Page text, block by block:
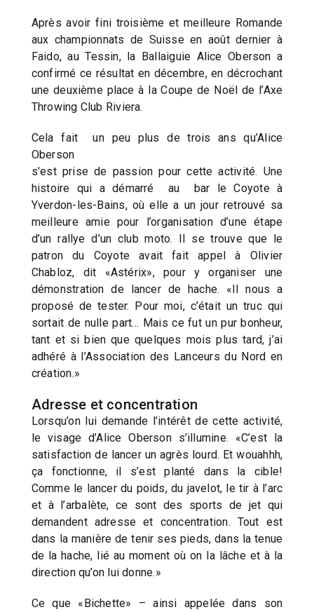
Après avoir fini troisième et meilleure Romande
aux championnats de Suisse en août dernier à
Faido, au Tessin, la Ballaiguie Alice Oberson a
confirmé ce résultat en décembre, en décrochant
une deuxième place à la Coupe de Noël de l’Axe
Throwing Club Riviera.
Cela fait un peu plus de trois ans qu’Alice
Oberson
s’est prise de passion pour cette activité. Une
histoire qui a démarré au bar le Coyote à
Yverdon-les-Bains, où elle a un jour retrouvé sa
meilleure amie pour l’organisation d’une étape
d’un rallye d’un club moto. Il se trouve que le
patron du Coyote avait fait appel à Olivier
Chabloz, dit «Astérix», pour y organiser une
démonstration de lancer de hache. «Il nous a
proposé de tester. Pour moi, c’était un truc qui
sortait de nulle part… Mais ce fut un pur bonheur,
tant et si bien que quelques mois plus tard, j’ai
adhéré à l’Association des Lanceurs du Nord en
création.»
Adresse et concentration
Lorsqu’on lui demande l’intérêt de cette activité,
le visage d’Alice Oberson s’illumine. «C’est la
satisfaction de lancer un agrès lourd. Et wouahhh,
ça fonctionne, il s’est planté dans la cible!
Comme le lancer du poids, du javelot, le tir à l’arc
et à l’arbalète, ce sont des sports de jet qui
demandent adresse et concentration. Tout est
dans la manière de tenir ses pieds, dans la tenue
de la hache, lié au moment où on la lâche et à la
direction qu’on lui donne.»
Ce que «Bichette» – ainsi appelée dans son